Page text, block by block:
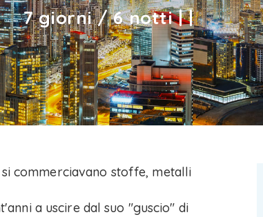
7 giorni / 6 notti | |
commerciavano stoffe, metalli
a uscire dal suo "guscio" di